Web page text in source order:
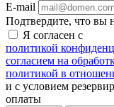
E-mail
Подтвердите, что вы
Я согласен с
политикой
согласием на
политикой в
и с условием
оплаты